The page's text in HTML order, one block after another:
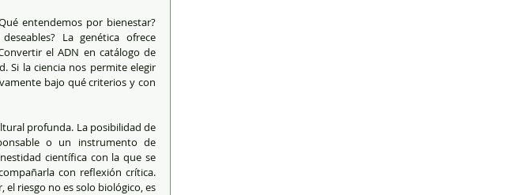
entendemos por bienestar?
La genética ofrece
el ADN en catálogo de
Si la ciencia nos permite elegir
bajo qué criterios y con
profunda. La posibilidad de
o un instrumento de
científica con la que se
con reflexión crítica.
riesgo no es solo biológico, es